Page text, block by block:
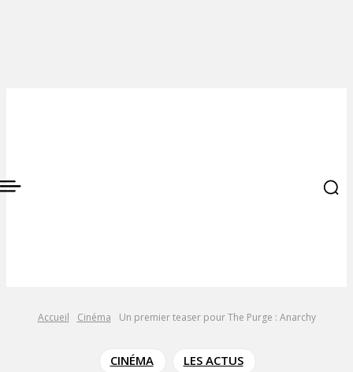
Accueil Cinéma Un premier teaser pour The Purge : Anarchy
CINÉMA LES ACTUS